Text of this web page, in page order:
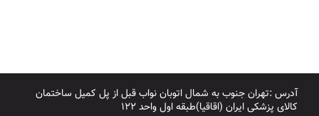
آدرس :تهران جنوب به شمال اتوبان نواب قبل از پل کمیل ساختمان
کالای پزشکی ایران (اقاقیا)طبقه اول واحد ۱۲۲